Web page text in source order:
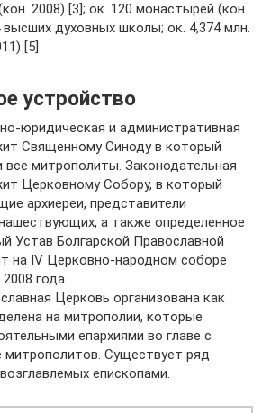
2008) [3]; ок. 120 монастырей (кон.
высших духовных школы; ок. 4,374 млн.
[5]
устройство
юридическая и административная
Священному Синоду в который
все митрополиты. Законодательная
Церковному Собору, в который
архиереи, представители
а также определенное
Устав Болгарской Православной
на IV Церковно-народном соборе
года.
Церковь организована как
на митрополии, которые
епархиями во главе с
митрополитов. Существует ряд
епископами.